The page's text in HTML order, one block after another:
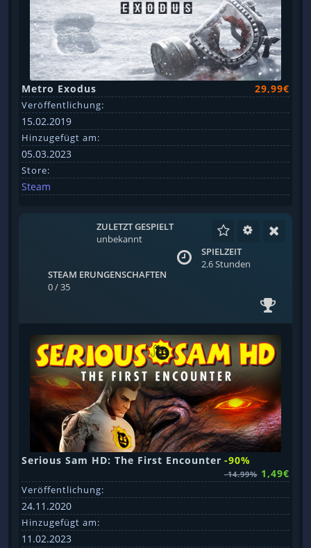
Metro Exodus 29,99€
Veröffentlichung:
15.02.2019
Hinzugefügt am:
05.03.2023
Store:
Steam
ZULETZT GESPIELT
unbekannt
SPIELZEIT
2.6 Stunden
STEAM ERUNGENSCHAFTEN
0 / 35
Serious Sam HD: The First Encounter -90%
-14.99% 1,49€
Veröffentlichung:
24.11.2020
Hinzugefügt am:
11.02.2023